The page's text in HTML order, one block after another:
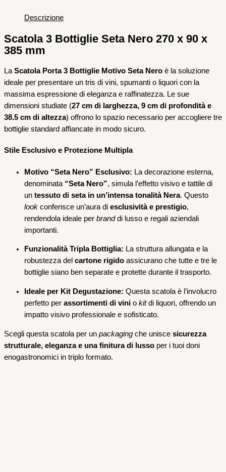
Descrizione
Scatola 3 Bottiglie Seta Nero 270 x 90 x
385 mm
La Scatola Porta 3 Bottiglie Motivo Seta Nero è la soluzione
ideale per presentare un tris di vini, spumanti o liquori con la
massima espressione di eleganza e raffinatezza. Le sue
dimensioni studiate (27 cm di larghezza, 9 cm di profondità e
38.5 cm di altezza) offrono lo spazio necessario per accogliere tre
bottiglie standard affiancate in modo sicuro.
Stile Esclusivo e Protezione Multipla
Motivo “Seta Nero” Esclusivo: La decorazione esterna,
denominata “Seta Nero”, simula l’effetto visivo e tattile di
un tessuto di seta in un’intensa tonalità Nera. Questo
look conferisce un’aura di esclusività e prestigio,
rendendola ideale per branddi lusso e regali aziendali
importanti.
Funzionalità Tripla Bottiglia: La struttura allungata e la
robustezza del cartone rigido assicurano che tutte e tre le
bottiglie siano ben separate e protette durante il trasporto.
Ideale per Kit Degustazione: Questa scatola è l’involucro
perfetto per assortimenti di vini o kitdi liquori, offrendo un
impatto visivo professionale e sofisticato.
Scegli questa scatola per un packaging che unisce sicurezza
strutturale, eleganza e una finitura di lusso per i tuoi doni
enogastronomici in triplo formato.